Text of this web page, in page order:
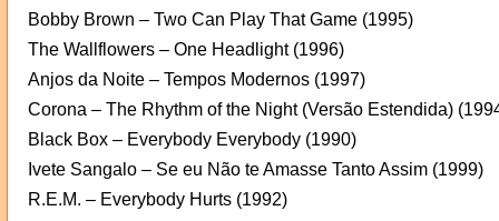
Bobby Brown – Two Can Play That Game (1995)
The Wallflowers – One Headlight (1996)
Anjos da Noite – Tempos Modernos (1997)
Corona – The Rhythm of the Night (Versão Estendida)
Black Box – Everybody Everybody (1990)
Ivete Sangalo – Se eu Não te Amasse Tanto Assim (1999)
R.E.M. – Everybody Hurts (1992)